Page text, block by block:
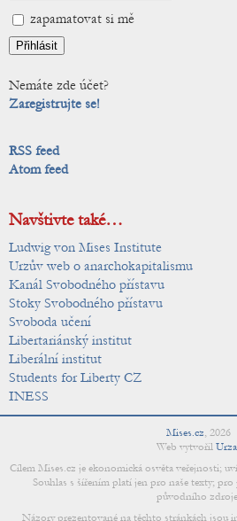
zapamatovat si mě
Nemáte zde účet?
Zaregistrujte se!
RSS feed
Atom feed
Navštivte také…
Ludwig von Mises Institute
Urzův web o anarchokapitalismu
Kanál Svobodného přístavu
Stoky Svobodného přístavu
Svoboda učení
Libertariánský institut
Liberální institut
Students for Liberty CZ
INESS
Mises.cz, 2026
Web vytvořil Urza
Cílem Mises.cz je ekonomická osvěta veřejnosti;
Souhlas s šířením platí jen pro naše texty;
původního
Názory prezentované na těchto stránkách jsou